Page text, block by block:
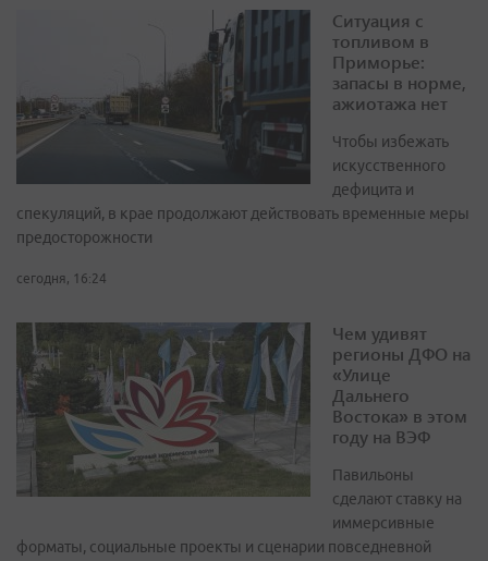
Ситуация с
топливом в
Приморье:
запасы в норме,
ажиотажа нет
Чтобы избежать
искусственного
дефицита и
спекуляций, в крае продолжают действовать временные меры
предосторожности
сегодня, 16:24
Чем удивят
регионы ДФО на
«Улице
Дальнего
Востока» в этом
году на ВЭФ
Павильоны
сделают ставку на
иммерсивные
форматы, социальные проекты и сценарии повседневной